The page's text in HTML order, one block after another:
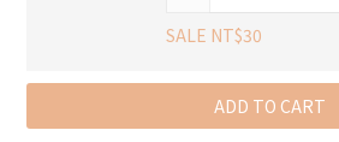
SALE NT$30
ADD TO CART